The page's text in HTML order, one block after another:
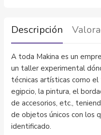
Descripción
A toda Makina es un
un taller experimental
técnicas artísticas como el
egipcio, la pintura, el
de accesorios, etc.,
de objetos únicos con los
identificado.